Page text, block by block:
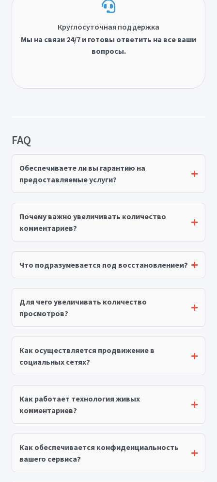
Круглосуточная поддержка
Мы на связи 24/7 и готовы ответить на все ваши
вопросы.
FAQ
Обеспечиваете ли вы гарантию на
предоставляемые услуги?
Почему важно увеличивать количество
комментариев?
Что подразумевается под восстановлением?
Для чего увеличивать количество
просмотров?
Как осуществляется продвижение в
социальных сетях?
Как работает технология живых
комментариев?
Как обеспечивается конфиденциальность
вашего сервиса?